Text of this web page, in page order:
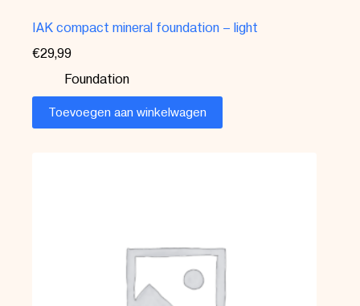
IAK compact mineral foundation – light
€29,99
Foundation
Toevoegen aan winkelwagen